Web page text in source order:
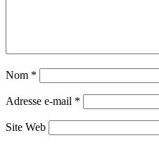
Nom *
Adresse e-mail *
Site Web